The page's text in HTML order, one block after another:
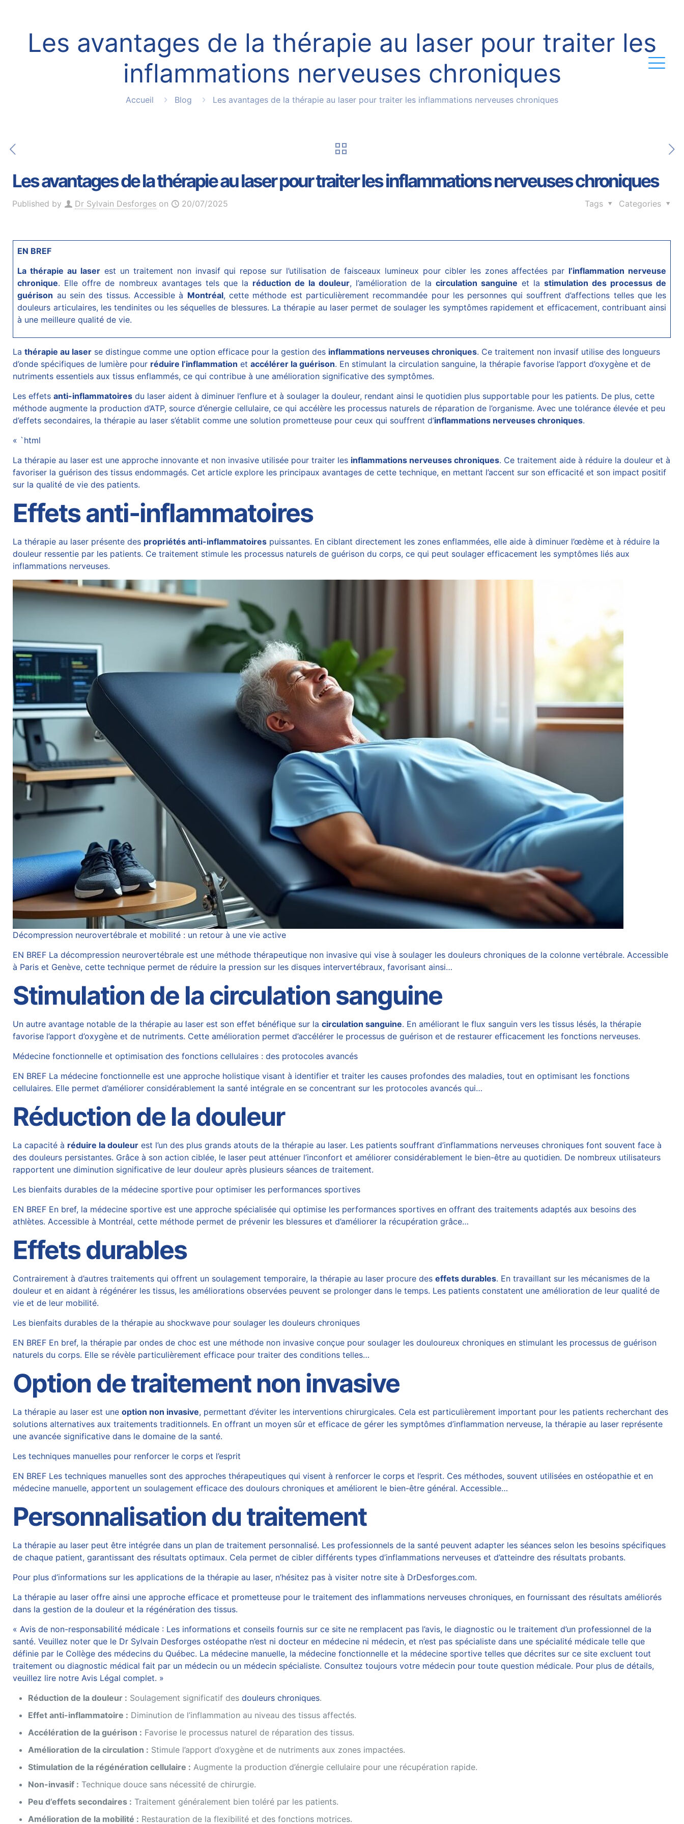
Les avantages de la thérapie au laser pour traiter les
inflammations nerveuses chroniques
Accueil Blog Les avantages de la thérapie au laser pour traiter les inflammations nerveuses chroniques
Les avantages de la thérapie au laser pour traiter les inflammations nerveuses chroniques
Published by Dr Sylvain Desforges on 20/07/2025 Categories
Tags
EN BREF
La thérapie au laserest un traitement non invasif qui repose sur l’utilisation de faisceaux lumineux pour cibler les zones affectées par l’inflammation nerveuse
chronique. Elle offre de nombreux avantages tels que la réduction de la douleur, l’amélioration de la circulation sanguine et la stimulation des processus de
guérison au sein des tissus. Accessible à Montréal, cette méthode est particulièrement recommandée pour les personnes qui souffrent d’affections telles que les
douleurs articulaires, les tendinites ou les séquelles de blessures. La thérapie au laser permet de soulager les symptômes rapidement et efficacement, contribuant ainsi
à une meilleure qualité de vie.
Lathérapie au laser se distingue comme une option efficace pour la gestion des inflammations nerveuses chroniques. Ce traitement non invasif utilise des longueurs
d’onde spécifiques de lumière pour réduire l’inflammation etaccélérer la guérison. En stimulant la circulation sanguine, la thérapie favorise l’apport d’oxygène et de
nutriments essentiels aux tissus enflammés, ce qui contribue à une amélioration significative des symptômes.
Les effetsanti-inflammatoires du laser aident à diminuer l’enflure et à soulager la douleur, rendant ainsi le quotidien plus supportable pour les patients. De plus, cette
méthode augmente la production d’ATP, source d’énergie cellulaire, ce qui accélère les processus naturels de réparation de l’organisme. Avec une tolérance élevée et peu
d’effets secondaires, la thérapie au laser s’établit comme une solution prometteuse pour ceux qui souffrent d’inflammations nerveuses chroniques.
« `html
La thérapie au laser est une approche innovante et non invasive utilisée pour traiter les inflammations nerveuses chroniques. Ce traitement aide à réduire la douleur et à
favoriser la guérison des tissus endommagés. Cet article explore les principaux avantages de cette technique, en mettant l’accent sur son efficacité et son impact positif
sur la qualité de vie des patients.
Effets anti-inflammatoires
La thérapie au laser présente des propriétés anti-inflammatoires puissantes. En ciblant directement les zones enflammées, elle aide à diminuer l’œdème et à réduire la
douleur ressentie par les patients. Ce traitement stimule les processus naturels de guérison du corps, ce qui peut soulager efficacement les symptômes liés aux
inflammations nerveuses.
Décompression neurovertébrale et mobilité : un retour à une vie active
EN BREF La décompression neurovertébrale est une méthode thérapeutique non invasive qui vise à soulager les douleurs chroniques de la colonne vertébrale. Accessible
à Paris et Genève, cette technique permet de réduire la pression sur les disques intervertébraux, favorisant ainsi…
Stimulation de la circulation sanguine
Un autre avantage notable de la thérapie au laser est son effet bénéfique sur lacirculation sanguine. En améliorant le flux sanguin vers les tissus lésés, la thérapie
favorise l’apport d’oxygène et de nutriments. Cette amélioration permet d’accélérer le processus de guérison et de restaurer efficacement les fonctions nerveuses.
Médecine fonctionnelle et optimisation des fonctions cellulaires : des protocoles avancés
EN BREF La médecine fonctionnelle est une approche holistique visant à identifier et traiter les causes profondes des maladies, tout en optimisant les fonctions
cellulaires. Elle permet d’améliorer considérablement la santé intégrale en se concentrant sur les protocoles avancés qui…
Réduction de la douleur
La capacité à réduire la douleur est l’un des plus grands atouts de la thérapie au laser. Les patients souffrant d’inflammations nerveuses chroniques font souvent face à
des douleurs persistantes. Grâce à son action ciblée, le laser peut atténuer l’inconfort et améliorer considérablement le bien-être au quotidien. De nombreux utilisateurs
rapportent une diminution significative de leur douleur après plusieurs séances de traitement.
Les bienfaits durables de la médecine sportive pour optimiser les performances sportives
EN BREF En bref, la médecine sportive est une approche spécialisée qui optimise les performances sportives en offrant des traitements adaptés aux besoins des
athlètes. Accessible à Montréal, cette méthode permet de prévenir les blessures et d’améliorer la récupération grâce…
Effets durables
Contrairement à d’autres traitements qui offrent un soulagement temporaire, la thérapie au laser procure deseffets durables. En travaillant sur les mécanismes de la
douleur et en aidant à régénérer les tissus, les améliorations observées peuvent se prolonger dans le temps. Les patients constatent une amélioration de leur qualité de
vie et de leur mobilité.
Les bienfaits durables de la thérapie au shockwave pour soulager les douleurs chroniques
EN BREF En bref, la thérapie par ondes de choc est une méthode non invasive conçue pour soulager les douloureux chroniques en stimulant les processus de guérison
naturels du corps. Elle se révèle particulièrement efficace pour traiter des conditions telles…
Option de traitement non invasive
La thérapie au laser est uneoption non invasive, permettant d’éviter les interventions chirurgicales. Cela est particulièrement important pour les patients recherchant des
solutions alternatives aux traitements traditionnels. En offrant un moyen sûr et efficace de gérer les symptômes d’inflammation nerveuse, la thérapie au laser représente
une avancée significative dans le domaine de la santé.
Les techniques manuelles pour renforcer le corps et l’esprit
EN BREF Les techniques manuelles sont des approches thérapeutiques qui visent à renforcer le corps et l’esprit. Ces méthodes, souvent utilisées en ostéopathie et en
médecine manuelle, apportent un soulagement efficace des doulours chroniques et améliorent le bien-être général. Accessible…
Personnalisation du traitement
La thérapie au laser peut être intégrée dans un plan de traitement personnalisé. Les professionnels de la santé peuvent adapter les séances selon les besoins spécifiques
de chaque patient, garantissant des résultats optimaux. Cela permet de cibler différents types d’inflammations nerveuses et d’atteindre des résultats probants.
Pour plus d’informations sur les applications de la thérapie au laser, n’hésitez pas à visiter notre site à DrDesforges.com.
La thérapie au laser offre ainsi une approche efficace et prometteuse pour le traitement des inflammations nerveuses chroniques, en fournissant des résultats améliorés
dans la gestion de la douleur et la régénération des tissus.
« Avis de non-responsabilité médicale : Les informations et conseils fournis sur ce site ne remplacent pas l’avis, le diagnostic ou le traitement d’un professionnel de la
santé. Veuillez noter que le Dr Sylvain Desforges ostéopathe n’est ni docteur en médecine ni médecin, et n’est pas spécialiste dans une spécialité médicale telle que
définie par le Collège des médecins du Québec. La médecine manuelle, la médecine fonctionnelle et la médecine sportive telles que décrites sur ce site excluent tout
traitement ou diagnostic médical fait par un médecin ou un médecin spécialiste. Consultez toujours votre médecin pour toute question médicale. Pour plus de détails,
veuillez lire notre Avis Légal complet. »
Réduction de la douleur : Soulagement significatif desdouleurs chroniques.
Effet anti-inflammatoire : Diminution de l’inflammation au niveau des tissus affectés.
Accélération de la guérison : Favorise le processus naturel de réparation des tissus.
Amélioration de la circulation : Stimule l’apport d’oxygène et de nutriments aux zones impactées.
Stimulation de la régénération cellulaire : Augmente la production d’énergie cellulaire pour une récupération rapide.
Non-invasif : Technique douce sans nécessité de chirurgie.
Peu d’effets secondaires : Traitement généralement bien toléré par les patients.
Amélioration de la mobilité : Restauration de la flexibilité et des fonctions motrices.